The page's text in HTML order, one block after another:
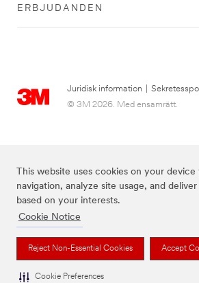
This website uses cookies on your
navigation, analyze site usage, and
based on your interests.
Cookie Notice
Reject Non-Essential Cookies Accept
Cookie Preferences
ERBJUDANDEN
Juridisk information
© 3M 2026. Med ensamrätt.
3M, Post-it® och färgen Canary Yellow™ är